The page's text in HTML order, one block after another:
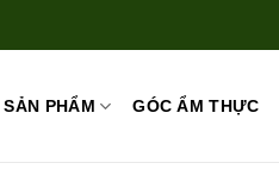
SẢN PHẨM GÓC ẨM THỰC